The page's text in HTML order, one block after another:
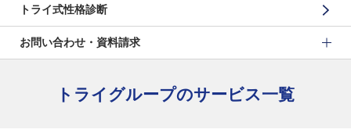
トライ式性格診断
お問い合わせ・資料請求
トライグループのサービス一覧